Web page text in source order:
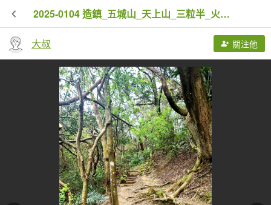
2025-0104 造鎮_五城山_天上山_三粒半_火焰山_慈惠堂_土城大潤發
大叔 關注他